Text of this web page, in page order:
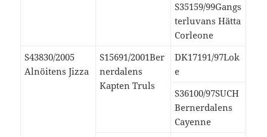
S35159/99Gangs
terluvans Hätta
Corleone
S43830/2005
Alnöitens Jizza
S15691/2001Ber
nerdalens
Kapten Truls
DK17191/97Lok
e
S36100/97SUCH
Bernerdalens
Cayenne